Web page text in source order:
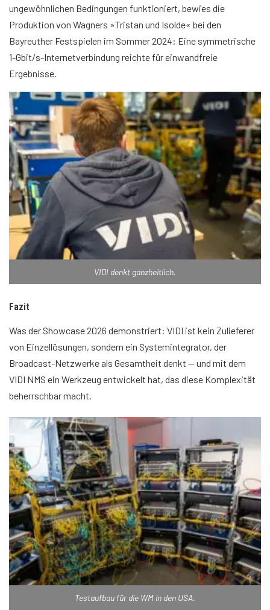
ungewöhnlichen Bedingungen funktioniert, bewies die
Produktion von Wagners »Tristan und Isolde« bei den
Bayreuther Festspielen im Sommer 2024: Eine symmetrische
1-Gbit/s-Internetverbindung reichte für einwandfreie
Ergebnisse.
VIDI denkt ganzheitlich.
Fazit
Was der Showcase 2026 demonstriert: VIDI ist kein Zulieferer
von Einzellösungen, sondern ein Systemintegrator, der
Broadcast-Netzwerke als Gesamtheit denkt — und mit dem
VIDI NMS ein Werkzeug entwickelt hat, das diese Komplexität
beherrschbar macht.
Testaufbau für die WM in den USA.